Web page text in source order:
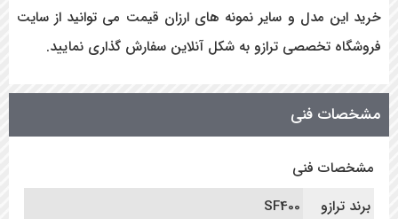
خرید این مدل و سایر نمونه های ارزان قیمت می توانید از سایت
فروشگاه تخصصی ترازو به شکل آنلاین سفارش گذاری نمایید.
مشخصات فنی
مشخصات فنی
برند ترازو
SF400